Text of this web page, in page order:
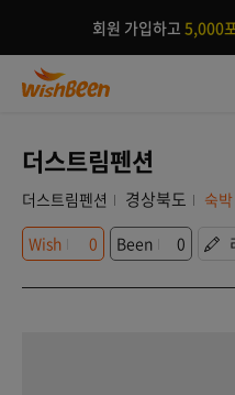
회원 가입하고 5,000
더스트림펜션
더스트림펜션 경상북도
숙
Wish
0 Been 0